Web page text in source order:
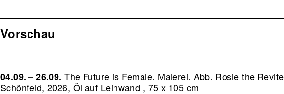
Vorschau
04.09. – 26.09.The Future is Female. Malerei.Abb. Rosie the
Schönfeld, 2026, Öl auf Leinwand , 75 x 105 cm